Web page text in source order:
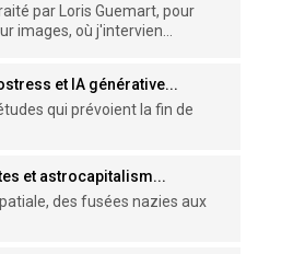
par Loris Guemart, pour
images, où j'intervien...
et IA générative...
qui prévoient la fin de
et astrocapitalism...
des fusées nazies aux